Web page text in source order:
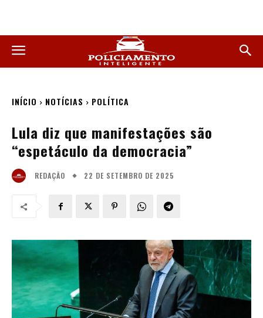
INÍCIO NOTÍCIAS POLÍTICA
Lula diz que manifestações são
“espetáculo da democracia”
REDAÇÃO 22 DE SETEMBRO DE 2025